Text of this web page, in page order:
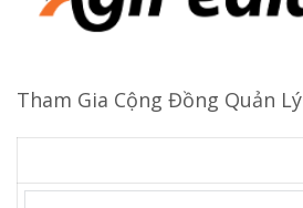
Tham Gia Cộng Đồng Quản Lý